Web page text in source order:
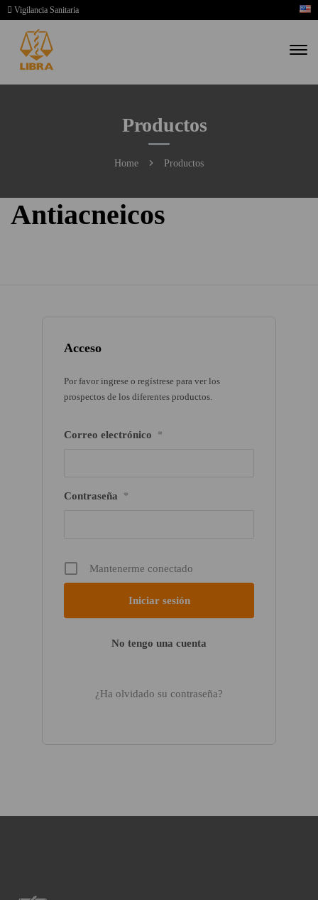
Vigilancia Sanitaria
Productos
Home Productos
Acceso
Por favor ingrese o regístrese para ver los
prospectos de los diferentes productos.
Correo electrónico *
Contraseña *
Mantenerme conectado
No tengo una cuenta
¿Ha olvidado su contraseña?
Antiacneicos